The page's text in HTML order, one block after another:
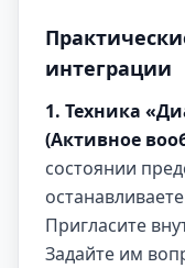
интеграции
1. Техника
(Активное
состоянии
Пригласите
Задайте им